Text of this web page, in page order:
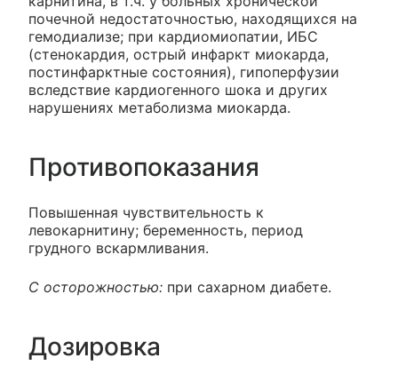
почечной недостаточностью, находящихся на
гемодиализе; при кардиомиопатии, ИБС
(стенокардия, острый инфаркт миокарда,
постинфарктные состояния), гипоперфузии
вследствие кардиогенного шока и других
нарушениях метаболизма миокарда.
Противопоказания
Повышенная чувствительность к
левокарнитину; беременность, период
грудного вскармливания.
С осторожностью: при сахарном диабете.
Дозировка